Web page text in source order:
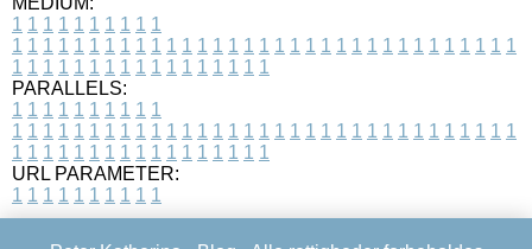
1 1 1 1 1 1 1 1 1 1
1 1 1 1 1 1 1 1 1 1 1 1 1 1 1 1 1 1 1 1 1 1 1 1 1 1 1 1 1 1 1 1 1
1 1 1 1 1 1 1 1 1 1 1 1 1 1 1 1 1
PARALLELS:
1 1 1 1 1 1 1 1 1 1
1 1 1 1 1 1 1 1 1 1 1 1 1 1 1 1 1 1 1 1 1 1 1 1 1 1 1 1 1 1 1 1 1
1 1 1 1 1 1 1 1 1 1 1 1 1 1 1 1 1
URL PARAMETER:
1 1 1 1 1 1 1 1 1 1